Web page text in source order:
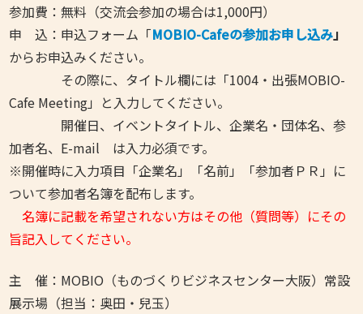
参加費：無料（交流会参加の場合は1,000円）
申 込： 申込フォーム「MOBIO-Cafeの参加お申し込み」
からお申込みください。
その際に、タイトル欄には「1004・出張MOBIO-
Cafe Meeting」と入力してください。
開催日、イベントタイトル、企業名・団体名、参
加者名、E-mail は入力必須です。
※開催時に入力項目「企業名」「名前」「参加者ＰＲ」に
ついて参加者名簿を配布します。
名簿に記載を希望されない方はその他（質問等）にその
旨記入してください。
主 催：MOBIO（ものづくりビジネスセンター大阪）常設
展示場（担当：奥田・兒玉）